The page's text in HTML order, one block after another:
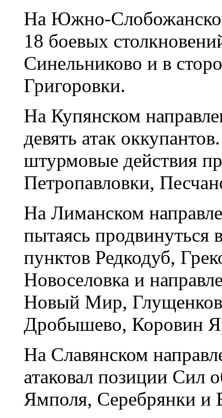
На Южно-
18 боевых
Синельниково и в
Григоровки.
На Купянском
девять атак
штурмовые действия
Петропавловки,
На Лиманском
пытаясь продвинуться
пунктов Редкодуб,
Новоселовка и
Новый Мир,
Дробышево, Коровин
На Славянском
атаковал позиции Сил
Ямполя, Серебрянки и